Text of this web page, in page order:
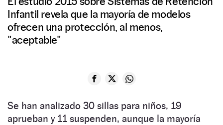
Infantil revela que la mayoría de modelos
ofrecen una protección, al menos,
"aceptable"
Se han analizado 30 sillas para niños, 19
aprueban y 11 suspenden, aunque la mayoría